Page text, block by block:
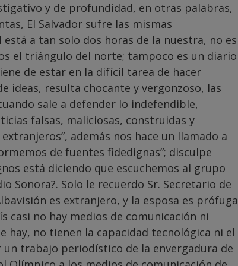
y de profundidad, en otras palabras,
El Salvador sufre las mismas
a tan solo dos horas de la nuestra, no es
el triángulo del norte; tampoco es un diario
de estar en la difícil tarea de hacer
ideas, resulta chocante y vergonzoso, las
sale a defender lo indefendible,
falsas, maliciosas, construidas y
además nos hace un llamado a
de fuentes fidedignas”; disculpe
está diciendo que escuchemos al grupo
Sonora?. Solo le recuerdo Sr. Secretario de
es extranjero, y la esposa es prófuga
casi no hay medios de comunicación ni
hay, no tienen la capacidad tecnológica ni el
trabajo periodístico de la envergadura de